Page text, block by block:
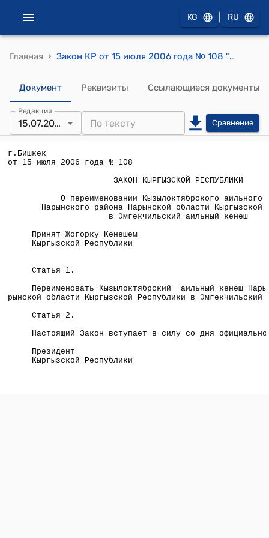
KG RU
Главная › Закон КР от 15 июля 2006 года № 108 "О переименовании Кызылоктябрского аильного кенеша Нарынского района Нарынской области Кыргызской Республики в Эмгекчильский аильный кенеш"
Документ Реквизиты Ссылающиеся документы
Редакция
15.07.2006 Сравнение